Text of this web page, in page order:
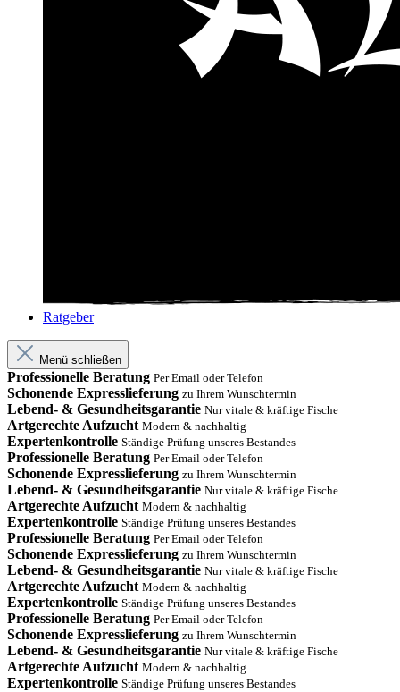
Ratgeber
Menü schließen
Professionelle Beratung Per Email oder Telefon
Schonende Expresslieferung zu Ihrem Wunschtermin
Lebend- & Gesundheitsgarantie Nur vitale & kräftige Fische
Artgerechte Aufzucht Modern & nachhaltig
Expertenkontrolle Ständige Prüfung unseres Bestandes
Professionelle Beratung Per Email oder Telefon
Schonende Expresslieferung zu Ihrem Wunschtermin
Lebend- & Gesundheitsgarantie Nur vitale & kräftige Fische
Artgerechte Aufzucht Modern & nachhaltig
Expertenkontrolle Ständige Prüfung unseres Bestandes
Professionelle Beratung Per Email oder Telefon
Schonende Expresslieferung zu Ihrem Wunschtermin
Lebend- & Gesundheitsgarantie Nur vitale & kräftige Fische
Artgerechte Aufzucht Modern & nachhaltig
Expertenkontrolle Ständige Prüfung unseres Bestandes
Professionelle Beratung Per Email oder Telefon
Schonende Expresslieferung zu Ihrem Wunschtermin
Lebend- & Gesundheitsgarantie Nur vitale & kräftige Fische
Artgerechte Aufzucht Modern & nachhaltig
Expertenkontrolle Ständige Prüfung unseres Bestandes